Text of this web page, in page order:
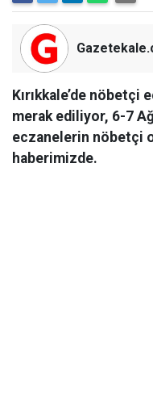
Kırıkkale’de
merak ediliyor, 6-7
eczanelerin nöbetçi
haberimizde.